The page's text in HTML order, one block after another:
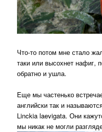
Что-то потом мне стало
таки или высохнет нафиг,
обратно и ушла.
Еще мы частенько
английски так и
Linckia laevigata. Они
мы никак не могли